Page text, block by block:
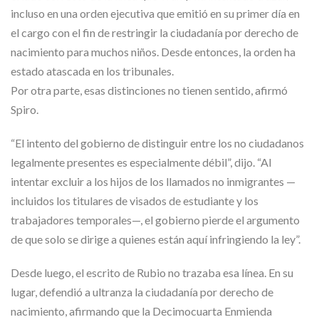
incluso en una orden ejecutiva que emitió en su primer día en
el cargo con el fin de restringir la ciudadanía por derecho de
nacimiento para muchos niños. Desde entonces, la orden ha
estado atascada en los tribunales.
Por otra parte, esas distinciones no tienen sentido, afirmó
Spiro.
“El intento del gobierno de distinguir entre los no ciudadanos
legalmente presentes es especialmente débil”, dijo. “Al
intentar excluir a los hijos de los llamados no inmigrantes —
incluidos los titulares de visados de estudiante y los
trabajadores temporales—, el gobierno pierde el argumento
de que solo se dirige a quienes están aquí infringiendo la ley”.
Desde luego, el escrito de Rubio no trazaba esa línea. En su
lugar, defendió a ultranza la ciudadanía por derecho de
nacimiento, afirmando que la Decimocuarta Enmienda